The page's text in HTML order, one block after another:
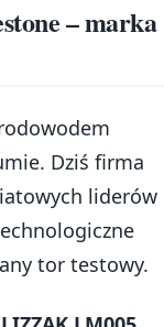
– marka
Dziś firma
liderów
tor testowy.